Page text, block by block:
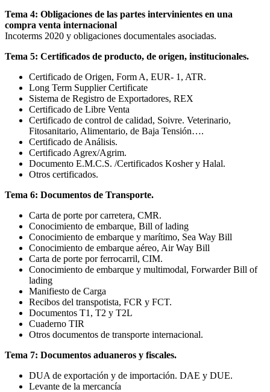
Tema 4: Obligaciones de las partes intervinientes en una
compra venta internacional
Incoterms 2020 y obligaciones documentales asociadas.
Tema 5: Certificados de producto, de origen, institucionales.
Certificado de Origen, Form A, EUR- 1, ATR.
Long Term Supplier Certificate
Sistema de Registro de Exportadores, REX
Certificado de Libre Venta
Certificado de control de calidad, Soivre. Veterinario,
Fitosanitario, Alimentario, de Baja Tensión….
Certificado de Análisis.
Certificado Agrex/Agrim.
Documento E.M.C.S. /Certificados Kosher y Halal.
Otros certificados.
Tema 6: Documentos de Transporte.
Carta de porte por carretera, CMR.
Conocimiento de embarque, Bill of lading
Conocimiento de embarque y marítimo, Sea Way Bill
Conocimiento de embarque aéreo, Air Way Bill
Carta de porte por ferrocarril, CIM.
Conocimiento de embarque y multimodal, Forwarder Bill of
lading
Manifiesto de Carga
Recibos del transpotista, FCR y FCT.
Documentos T1, T2 y T2L
Cuaderno TIR
Otros documentos de transporte internacional.
Tema 7: Documentos aduaneros y fiscales.
DUA de exportación y de importación. DAE y DUE.
Levante de la mercancía